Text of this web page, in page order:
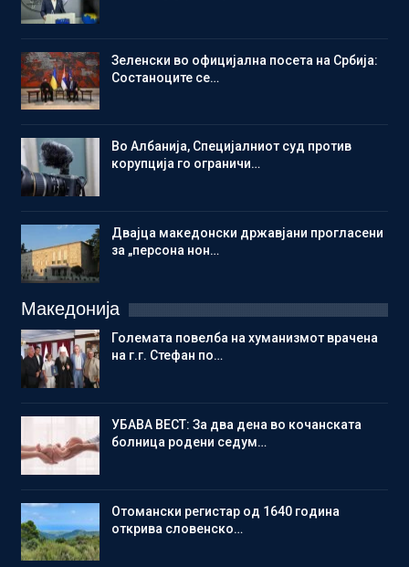
Зеленски во официјална посета на Србија:
Состаноците се…
Во Албанија, Специјалниот суд против
корупција го ограничи…
Двајца македонски државјани прогласени
за „персона нон…
Македонија
Големата повелба на хуманизмот врачена
на г.г. Стефан по…
УБАВА ВЕСТ: За два дена во кочанската
болница родени седум…
Отомански регистар од 1640 година
открива словенско…